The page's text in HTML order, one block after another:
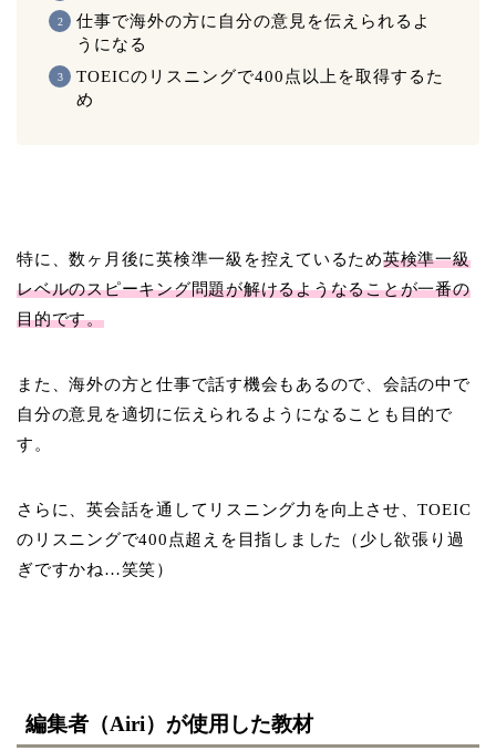
仕事で海外の方に自分の意見を伝えられるよ
うになる
TOEICのリスニングで400点以上を取得するた
め
特に、数ヶ月後に英検準一級を控えているため英検準一級
レベルのスピーキング問題が解けるようなることが一番の
目的です。
また、海外の方と仕事で話す機会もあるので、会話の中で
自分の意見を適切に伝えられるようになることも目的で
す。
さらに、英会話を通してリスニング力を向上させ、TOEIC
のリスニングで400点超えを目指しました（少し欲張り過
ぎですかね…笑笑）
編集者（Airi）が使用した教材